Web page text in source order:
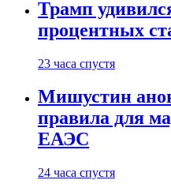
Трамп
процентных
23 часа спустя
Мишустин
правила для
ЕАЭС
24 часа спустя